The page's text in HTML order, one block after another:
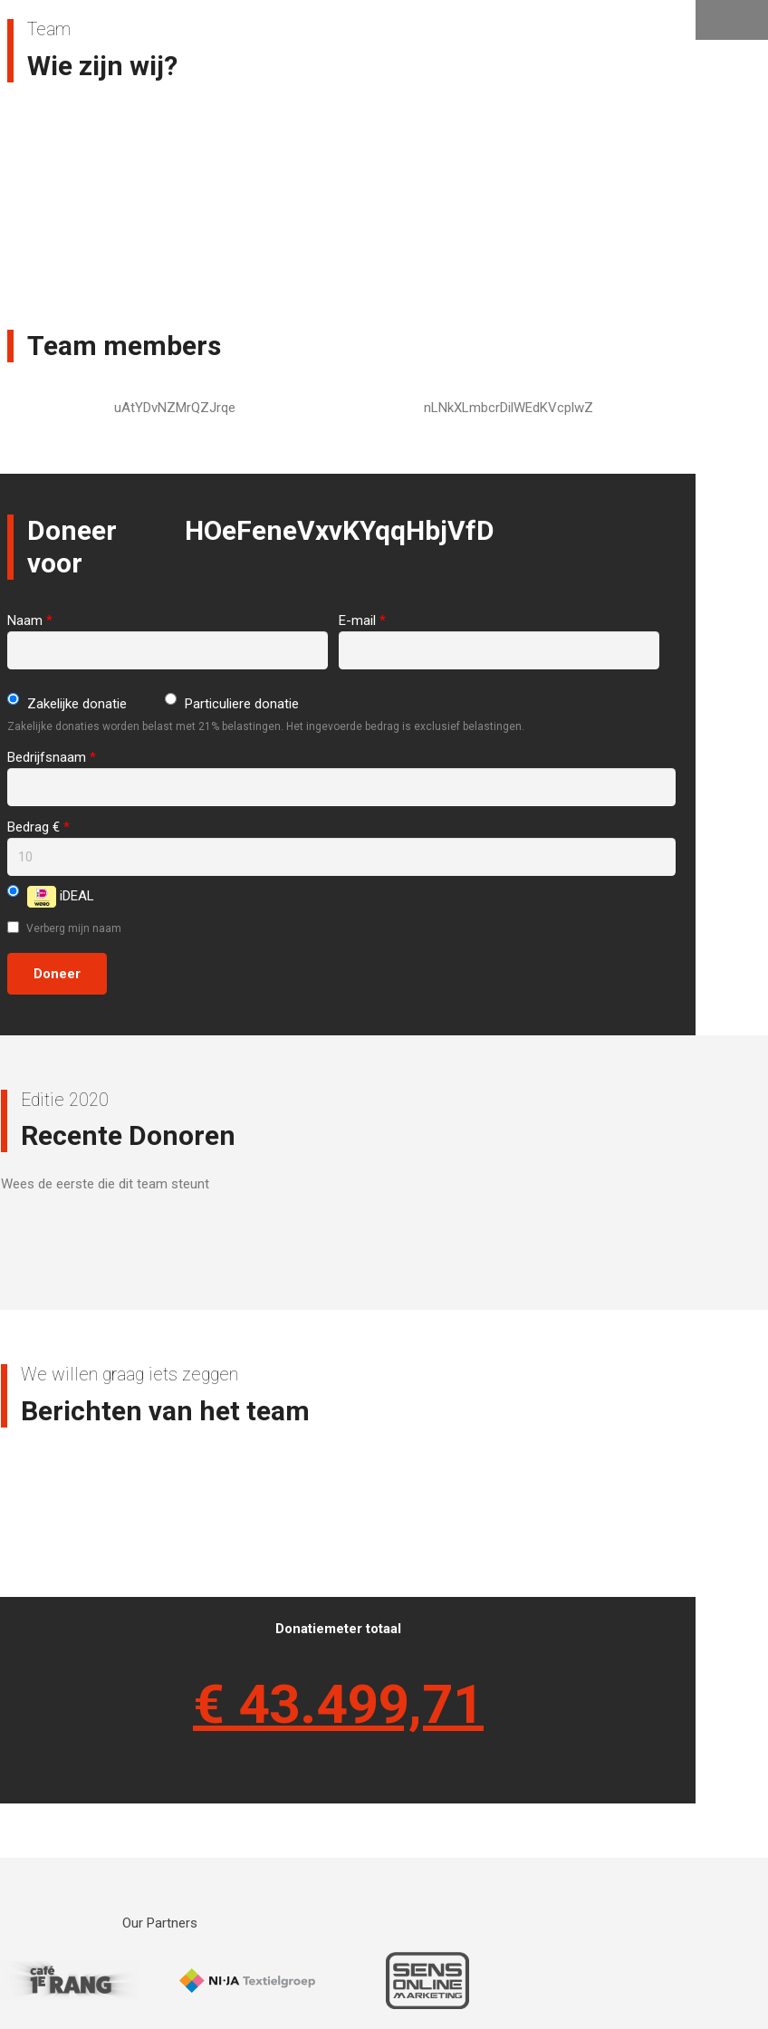
Team
Wie zijn wij?
Team members
uAtYDvNZMrQZJrqe nLNkXLmbcrDilWEdKVcplwZ
Doneer
voor
HOeFeneVxvKYqqHbjVfD
Naam* E-mail *
Zakelijke donatie Particuliere donatie
Zakelijke donaties worden belast met 21% belastingen. Het ingevoerde bedrag is exclusief belastingen.
Bedrijfsnaam*
Bedrag €*
iDEAL
Verberg mijn naam
Editie 2020
Recente Donoren
Wees de eerste die dit team steunt
We willen graag iets zeggen
Berichten van het team
Donatiemeter totaal
€ 43.499,71
Our Partners